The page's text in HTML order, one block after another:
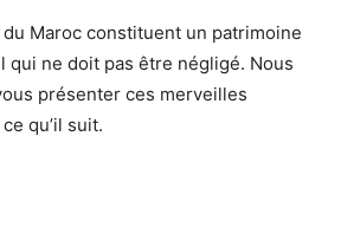
Maroc constituent un patrimoine
ne doit pas être négligé. Nous
présenter ces merveilles
qu’il suit.